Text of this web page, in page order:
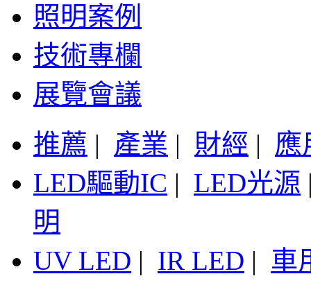
照明案例
技術專欄
展覽會議
推薦 | 產業 | 財經 | 應
LED驅動IC | LED光源
明
UV LED | IR LED | 車